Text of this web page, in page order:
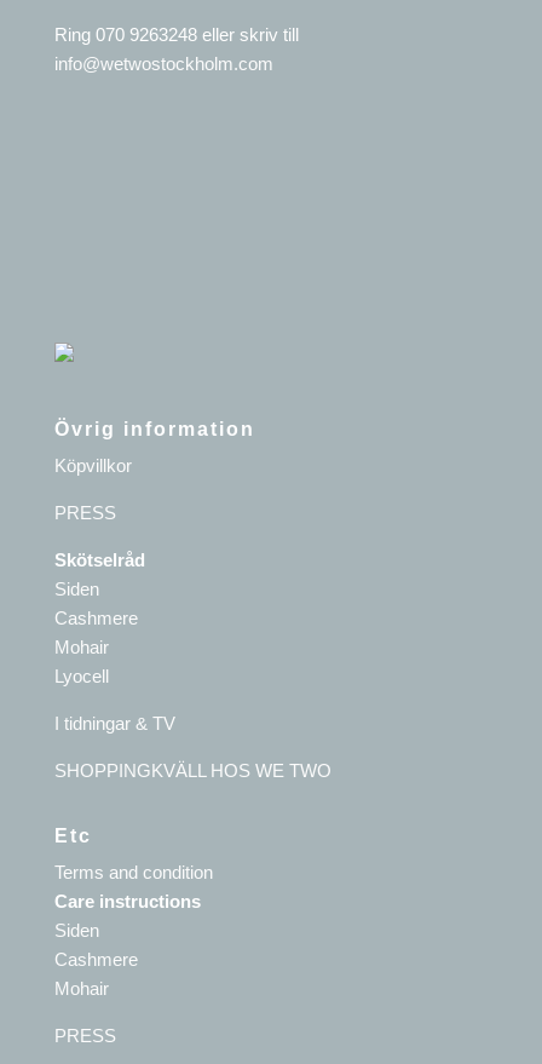
Ring 070 9263248 eller skriv till
info@wetwostockholm.com
Övrig information
Köpvillkor
PRESS
Skötselråd
Siden
Cashmere
Mohair
Lyocell
I tidningar & TV
SHOPPINGKVÄLL HOS WE TWO
Etc
Terms and condition
Care instructions
Siden
Cashmere
Mohair
PRESS